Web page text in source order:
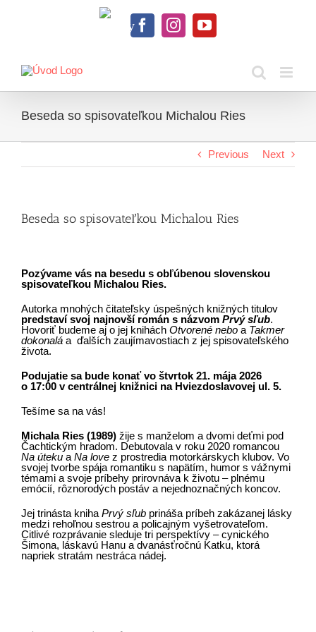
KnihyFacebookInstagramYouTube
Beseda so spisovateľkou Michalou Ries
Previous Next
Beseda so spisovateľkou Michalou Ries
Pozývame vás na besedu s obľúbenou slovenskou
spisovateľkou Michalou Ries.
Autorka mnohých čitateľsky úspešných knižných titulov
predstaví svoj najnovší román s názvom Prvý sľub.
Hovoriť budeme aj o jej knihách Otvorené neboa Takmer
dokonaláa ďalších zaujímavostiach z jej spisovateľského
života.
Podujatie sa bude konať vo štvrtok 21. mája 2026
o 17:00 v centrálnej knižnici na Hviezdoslavovej ul. 5.
Tešíme sa na vás!
Michala Ries (1989) žije s manželom a dvomi deťmi pod
Čachtickým hradom. Debutovala v roku 2020 romancou
Na útekua Na lovez prostredia motorkárskych klubov. Vo
svojej tvorbe spája romantiku s napätím, humor s vážnymi
témami a svoje príbehy prirovnáva k životu – plnému
emócií, rôznorodých postáv a nejednoznačných koncov.
Jej trinásta kniha Prvý sľubprináša príbeh zakázanej lásky
medzi rehoľnou sestrou a policajným vyšetrovateľom.
Citlivé rozprávanie sleduje tri perspektívy – cynického
Šimona, láskavú Hanu a dvanásťročnú Katku, ktorá
napriek stratám nestráca nádej.